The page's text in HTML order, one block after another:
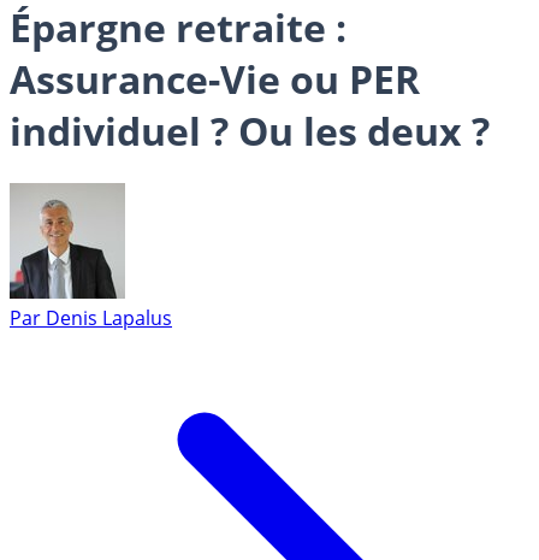
Épargne retraite :
Assurance-Vie ou PER
individuel ? Ou les deux ?
Par Denis Lapalus